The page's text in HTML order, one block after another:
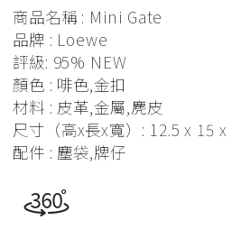
商品名稱 : Mini Gate
品牌 : Loewe
評級: 95% NEW
顏色 : 啡色,金扣
材料 : 皮革,金屬,麂皮
尺寸（高x長x寬）: 12.5 x 15
配件 : 塵袋,牌仔